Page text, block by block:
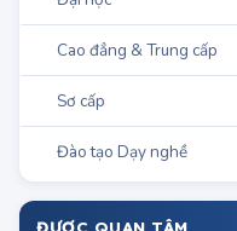
Đại học
Cao đẳng & Trung cấp
Sơ cấp
Đào tạo Dạy nghề